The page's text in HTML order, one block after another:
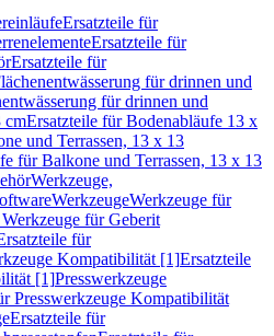
Ersatzteile für
Ersatzteile für
Ersatzteile für
für drinnen und
für drinnen und
cmErsatzteile für Bodenabläufe 13 x
und Terrassen, 13 x 13
für Balkone und Terrassen, 13 x 13
Werkzeuge,
WerkzeugeWerkzeuge für
für Geberit
für
Kompatibilität [1]Ersatzteile
[1]Presswerkzeuge
Presswerkzeuge Kompatibilität
Ersatzteile für